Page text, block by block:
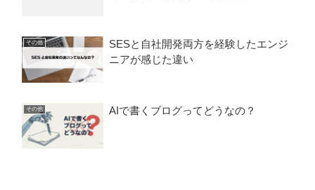
その他
SESと自社開発両方を経験したエンジ
ニアが感じた違い
その他 AIで書くブログってどうなの？